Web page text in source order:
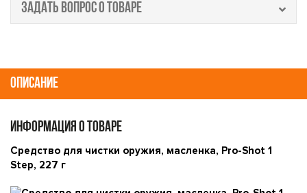
ЗАДАТЬ ВОПРОС О ТОВАРЕ
ОПИСАНИЕ
ИНФОРМАЦИЯ О ТОВАРЕ
Средство для чистки оружия, масленка, Pro-Shot 1
Step, 227 г